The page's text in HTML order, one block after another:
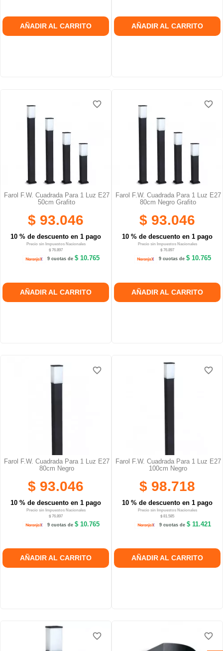
AÑADIR AL CARRITO AÑADIR AL CARRITO
Farol F.W. Cuadrada Para 1 Luz E27
50cm Grafito
$ 93.046
10 % de descuento en 1 pago
Precio sin Impuestos Nacionales
$ 76.897
9 cuotas de$ 10.765
AÑADIR AL CARRITO
favorite_border
favorite_border
Farol F.W. Cuadrada Para 1 Luz E27
80cm Negro Grafito
$ 93.046
10 % de descuento en 1 pago
Precio sin Impuestos Nacionales
$ 76.897
9 cuotas de$ 10.765
AÑADIR AL CARRITO
favorite_border
favorite_border
Farol F.W. Cuadrada Para 1 Luz E27
80cm Negro
$ 93.046
10 % de descuento en 1 pago
Precio sin Impuestos Nacionales
$ 76.897
9 cuotas de$ 10.765
AÑADIR AL CARRITO
favorite_border
favorite_border
Farol F.W. Cuadrada Para 1 Luz E27
100cm Negro
$ 98.718
10 % de descuento en 1 pago
Precio sin Impuestos Nacionales
$ 81.585
9 cuotas de $ 11.421
AÑADIR AL CARRITO
favorite_border
favorite_border
favorite_border
favorite_border favorite_border
favorite_border